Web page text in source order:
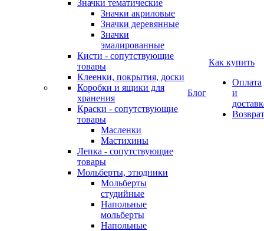
Значки тематические
Значки акриловые
Значки деревянные
Значки
эмалированные
Кисти - сопутствующие
товары
Клеенки, покрытия, доски
Коробки и ящики для
хранения
Краски - сопутствующие
товары
Масленки
Мастихины
Лепка - сопутствующие
товары
Мольберты, этюдники
Мольберты
студийные
Напольные
мольберты
Напольные
Блог
Как купить
Оплата
и
Возврат